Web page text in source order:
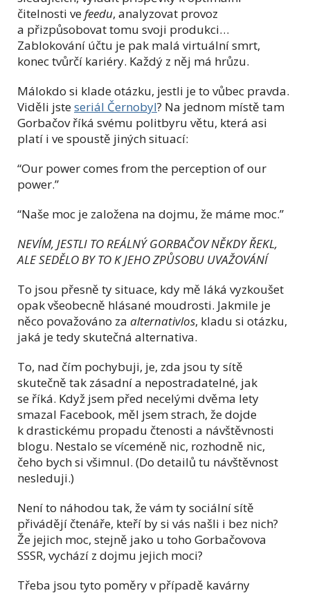
čitelnosti vefeedu, analyzovat provoz
a přizpůsobovat tomu svoji produkci…
Zablokování účtu je pak malá virtuální smrt,
konec tvůrčí kariéry. Každý z něj má hrůzu.
Málokdo si klade otázku, jestli je to vůbec pravda.
Viděli jsteseriál Černobyl? Na jednom místě tam
Gorbačov říká svému politbyru větu, která asi
platí i ve spoustě jiných situací:
“Our power comes from the perception of our
power.”
“Naše moc je založena na dojmu, že máme moc.”
NEVÍM, JESTLI TO REÁLNÝ GORBAČOV NĚKDY ŘEKL,
ALE SEDĚLO BY TO K JEHO ZPŮSOBU UVAŽOVÁNÍ
To jsou přesně ty situace, kdy mě láká vyzkoušet
opak všeobecně hlásané moudrosti. Jakmile je
něco považováno za alternativlos, kladu si otázku,
jaká je tedy skutečná alternativa.
To, nad čím pochybuji, je, zda jsou ty sítě
skutečně tak zásadní a nepostradatelné, jak
se říká. Když jsem před necelými dvěma lety
smazal Facebook, měl jsem strach, že dojde
k drastickému propadu čtenosti a návštěvnosti
blogu. Nestalo se víceméně nic, rozhodně nic,
čeho bych si všimnul. (Do detailů tu návštěvnost
nesleduji.)
Není to náhodou tak, že vám ty sociální sítě
přivádějí čtenáře, kteří by si vás našli i bez nich?
Že jejich moc, stejně jako u toho Gorbačovova
SSSR, vychází z dojmu jejich moci?
Třeba jsou tyto poměry v případě kavárny